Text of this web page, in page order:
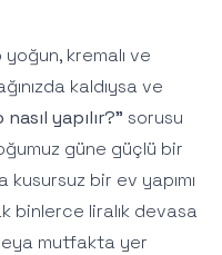
kremalı ve
kaldıysa ve
yapılır?" sorusu
güne güçlü bir
bir ev yapımı
binlerce liralık devasa
mutfakta yer